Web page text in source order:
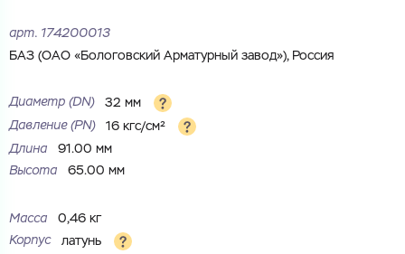
Cоглашаюсь на обработку персональных данных
МБ)
ГОТОВО
арт. 174200013
БАЗ (ОАО «Бологовский Арматурный завод»), Россия
Диаметр (DN)
32 мм
Давление (РN)
16 кгс/см²
Длина
91.00 мм
Высота
65.00 мм
Масса
0,46 кг
Корпус
латунь